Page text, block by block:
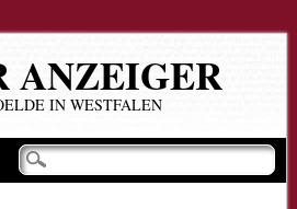
ANZEIGER
IN WESTFALEN